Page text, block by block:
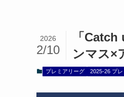
「
ンマス×
2026
2/10
プレミアリーグ 2025-26 プ